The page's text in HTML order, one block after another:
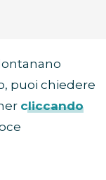
puoi chiedere
cliccando